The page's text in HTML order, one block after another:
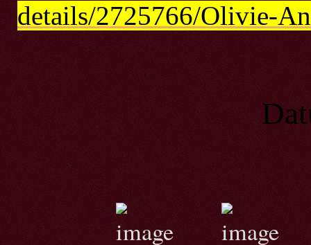
details/2725766/Olivie-
Datum